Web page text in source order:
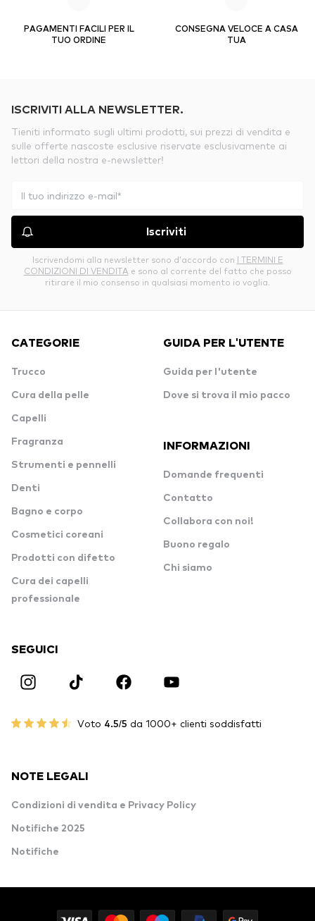
PAGAMENTI FACILI PER IL
TUO ORDINE
CONSEGNA VELOCE A CASA
TUA
ISCRIVITI ALLA NEWSLETTER.
Tieniti informato sugli ultimi prodotti, sui prezzi di vendita e
sulle offerte nascoste esclusive riservate esclusivamente ai
lettori della nostra e-newsletter!
Iscriviti
Iscrivendomi alla newsletter sono d’accordo con I TERMINI E
CONDIZIONI DI VENDITA e sono al corrente del fatto che posso
ritirare il mio consenso in qualsiasi momento io voglia.
CATEGORIE
Trucco
Cura della pelle
Capelli
Fragranza
Strumenti e pennelli
Denti
Bagno e corpo
Cosmetici coreani
Prodotti con difetto
Cura dei capelli
professionale
GUIDA PER L'UTENTE
Guida per l'utente
Dove si trova il mio pacco
INFORMAZIONI
Domande frequenti
Contatto
Collabora con noi!
Buono regalo
Chi siamo
SEGUICI
Voto 4.5/5 da 1000+ clienti soddisfatti
NOTE LEGALI
Condizioni di vendita e Privacy Policy
Notifiche 2025
Notifiche